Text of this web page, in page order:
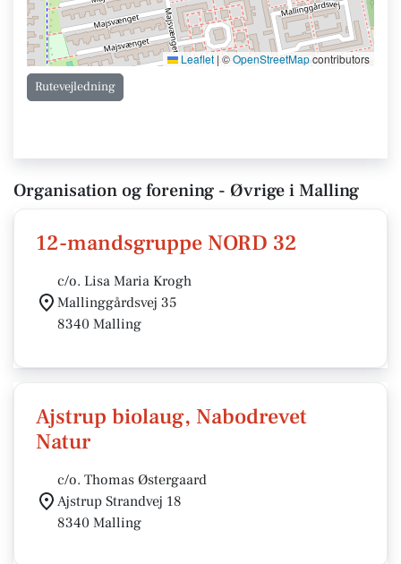
Leaflet | ©OpenStreetMapcontributors
Rutevejledning
Organisation og forening - Øvrige i Malling
12-mandsgruppe NORD 32
c/o. Lisa Maria Krogh
Mallinggårdsvej 35
8340 Malling
Ajstrup biolaug, Nabodrevet
Natur
c/o. Thomas Østergaard
Ajstrup Strandvej 18
8340 Malling